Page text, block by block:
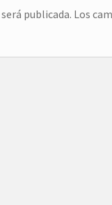
publicada. Los